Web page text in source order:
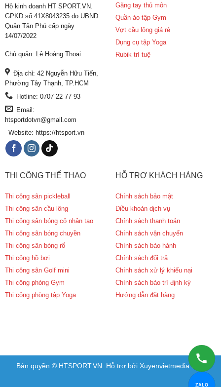
Hộ kinh doanh HT SPORT.VN.
GPKD số 41X8043235 do UBND
Quận Tân Phú cấp ngày
14/07/2022
Chủ quản: Lê Hoàng Thoại
Địa chỉ: 42 Nguyễn Hữu Tiến,
Phường Tây Thạnh, TP.HCM
Hotline: 0707 22 77 93
Email:
htsportdotvn@gmail.com
Website: https://htsport.vn
Găng tay thủ môn
Quần áo tập Gym
Vợt cầu lông giá rẻ
Dụng cụ tập Yoga
Rubik trí tuệ
THI CÔNG THỂ THAO
Thi công sân pickleball
Thi công sân cầu lông
Thi công sân bóng cỏ nhân tạo
Thi công sân bóng chuyền
Thi công sân bóng rổ
Thi công hồ bơi
Thi công sân Golf mini
Thi công phòng Gym
Thi công phòng tập Yoga
HỖ TRỢ KHÁCH HÀNG
Chính sách bảo mật
Điều khoản dịch vụ
Chính sách thanh toán
Chính sách vận chuyển
Chính sách bảo hành
Chính sách đổi trả
Chính sách xử lý khiếu nại
Chính sách bảo trì định kỳ
Hướng dẫn đặt hàng
Bản quyền © HTSPORT.VN. Hỗ trợ bởi Xuyenvietmedia.com
ZALO